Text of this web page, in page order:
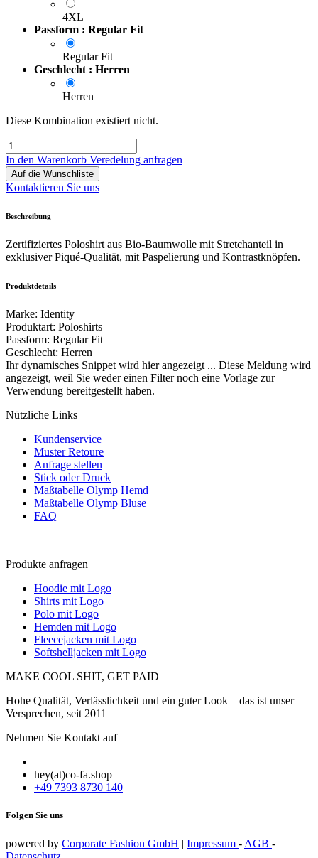
4XL
Passform : Regular Fit
Regular Fit
Geschlecht : Herren
Herren
Diese Kombination existiert nicht.
In den Warenkorb Veredelung anfragen
Auf die Wunschliste
Kontaktieren Sie uns
Beschreibung
Zertifiziertes Poloshirt aus Bio-Baumwolle mit Stretchanteil in
exklusiver Piqué-Qualität, mit Paspelierung und Kontrastknöpfen.
Produktdetails
Marke: Identity
Produktart: Poloshirts
Passform: Regular Fit
Geschlecht: Herren
Ihr dynamisches Snippet wird hier angezeigt ... Diese Meldung wird
angezeigt, weil Sie weder einen Filter noch eine Vorlage zur
Verwendung bereitgestellt haben.
Nützliche Links
Kundenservice
Muster Retoure
Anfrage stellen
Stick oder Druck
Maßtabelle Olymp Hemd
Maßtabelle Olymp Bluse
FAQ
Produkte anfragen
Hoodie mit Logo
Shirts mit Logo
Polo mit Logo
Hemden mit Logo
Fleecejacken mit Logo
Softshelljacken mit Logo
MAKE COOL SHIT, GET PAID
Hohe Qualität, Verlässlichkeit und ein guter Look – das ist unser
Versprechen, seit 2011
Nehmen Sie Kontakt auf
hey(at)co-fa.shop
+49 7393 8730 140
Folgen Sie uns
powered by Corporate Fashion GmbH | Impressum - AGB -